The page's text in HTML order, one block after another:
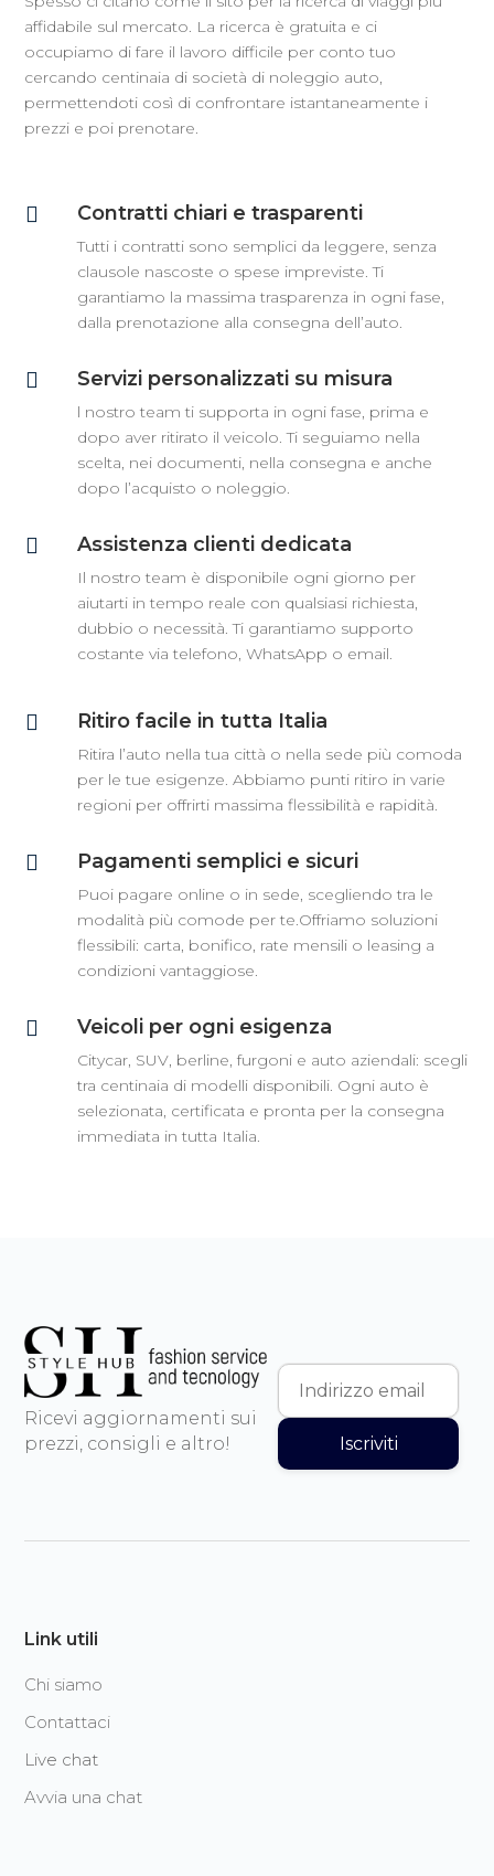
affidabile sul mercato. La ricerca è gratuita e ci
occupiamo di fare il lavoro difficile per conto tuo
cercando centinaia di società di noleggio auto,
permettendoti così di confrontare istantaneamente i
prezzi e poi prenotare.
 Contratti chiari e trasparenti
Tutti i contratti sono semplici da leggere, senza
clausole nascoste o spese impreviste. Ti
garantiamo la massima trasparenza in ogni fase,
dalla prenotazione alla consegna dell’auto.
 Servizi personalizzati su misura
l nostro team ti supporta in ogni fase, prima e
dopo aver ritirato il veicolo. Ti seguiamo nella
scelta, nei documenti, nella consegna e anche
dopo l’acquisto o noleggio.
 Assistenza clienti dedicata
Il nostro team è disponibile ogni giorno per
aiutarti in tempo reale con qualsiasi richiesta,
dubbio o necessità. Ti garantiamo supporto
costante via telefono, WhatsApp o email.
 Ritiro facile in tutta Italia
Ritira l’auto nella tua città o nella sede più comoda
per le tue esigenze. Abbiamo punti ritiro in varie
regioni per offrirti massima flessibilità e rapidità.
 Pagamenti semplici e sicuri
Puoi pagare online o in sede, scegliendo tra le
modalità più comode per te.Offriamo soluzioni
flessibili: carta, bonifico, rate mensili o leasing a
condizioni vantaggiose.
 Veicoli per ogni esigenza
Citycar, SUV, berline, furgoni e auto aziendali: scegli
tra centinaia di modelli disponibili. Ogni auto è
selezionata, certificata e pronta per la consegna
immediata in tutta Italia.
Ricevi aggiornamenti sui
prezzi, consigli e altro!
Iscriviti
Link utili
Chi siamo
Contattaci
Live chat
Avvia una chat